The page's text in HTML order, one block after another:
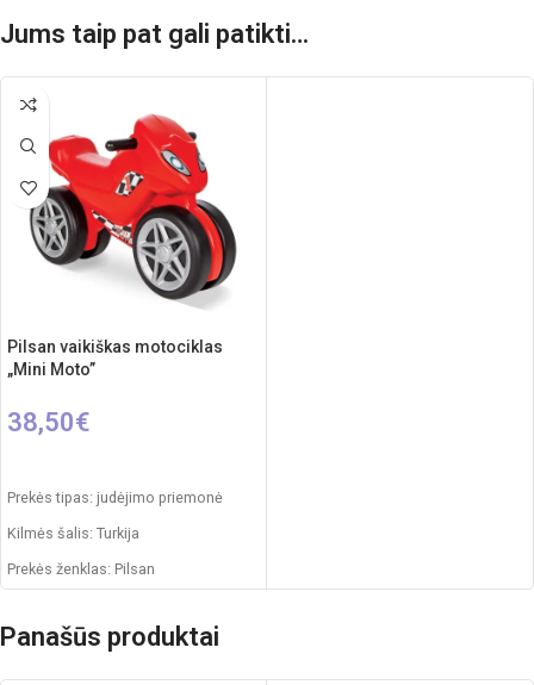
Jums taip pat gali patikti…
Pilsan vaikiškas motociklas
„Mini Moto”
38,50€
Prekės tipas: judėjimo priemonė
Kilmės šalis: Turkija
Prekės ženklas: Pilsan
41,5 cm
Panašūs produktai